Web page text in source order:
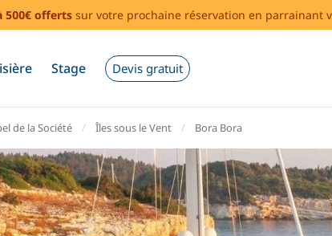
500€ offerts sur votre prochaine réservation en parrainant
Stage Devis gratuit
de la Société Îles sous le Vent Bora Bora